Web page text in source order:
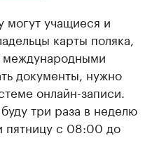
могут учащиеся и
карты поляка,
международными
документы, нужно
онлайн-записи.
три раза в неделю
пятницу с 08:00 до